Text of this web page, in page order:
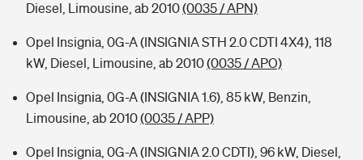
Diesel, Limousine, ab 2010(0035 / APN)
Opel Insignia, 0G-A (INSIGNIA STH 2.0 CDTI 4X4), 118
kW, Diesel, Limousine, ab 2010(0035 / APO)
Opel Insignia, 0G-A (INSIGNIA 1.6), 85 kW, Benzin,
Limousine, ab 2010(0035 / APP)
Opel Insignia, 0G-A (INSIGNIA 2.0 CDTI), 96 kW, Diesel,